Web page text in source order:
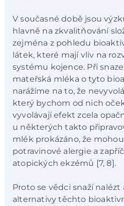
V současné době jsou
hlavně na zkvalitňování
zejména z pohledu
látek, které mají vliv na
systému kojence. Při
mateřská mléka o tyto
narážíme na to, že
který bychom od nich
vyvolávají efekt zcela
u některých takto
mlék prokázáno, že
potravinové alergie a
atopických ekzémů [7, 8].
Proto se vědci snaží
alternativy těchto